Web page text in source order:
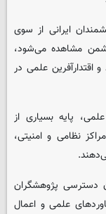
ایرانی از سوی
دشمن مشاهده می‌شود،
اقتدارآفرین علمی در
پایه بسیاری از
نظامی و امنیتی،
دسترسی پژوهشگران
علمی و اعمال